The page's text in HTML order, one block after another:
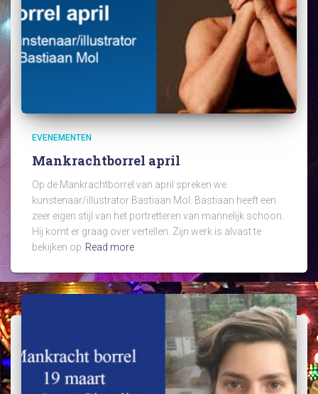
EVENEMENTEN
Mankrachtborrel april
Op de Mankrachtborrel van april spreken we
kunstenaar/illustrator Bastiaan Mol. Bastiaan heeft een
zeer eigen stijl van het portretteren van mannelijk schoon.
Hij komt er graag over vertellen. Zijn werk is alvast te
bekijken op Read more